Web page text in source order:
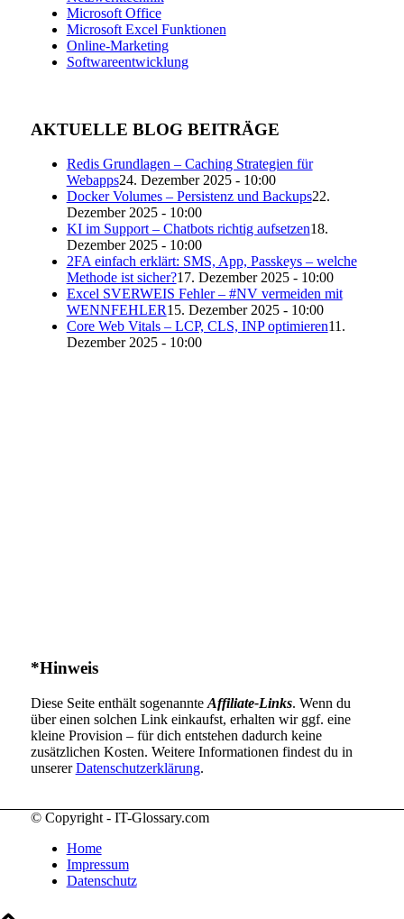
Microsoft Office
Microsoft Excel Funktionen
Online-Marketing
Softwareentwicklung
AKTUELLE BLOG BEITRÄGE
Redis Grundlagen – Caching Strategien für
Webapps24. Dezember 2025 - 10:00
Docker Volumes – Persistenz und Backups22.
Dezember 2025 - 10:00
KI im Support – Chatbots richtig aufsetzen18.
Dezember 2025 - 10:00
2FA einfach erklärt: SMS, App, Passkeys – welche
Methode ist sicher?17. Dezember 2025 - 10:00
Excel SVERWEIS Fehler – #NV vermeiden mit
WENNFEHLER15. Dezember 2025 - 10:00
Core Web Vitals – LCP, CLS, INP optimieren11.
Dezember 2025 - 10:00
*Hinweis
Diese Seite enthält sogenannte Affiliate-Links. Wenn du
über einen solchen Link einkaufst, erhalten wir ggf. eine
kleine Provision – für dich entstehen dadurch keine
zusätzlichen Kosten. Weitere Informationen findest du in
unsererDatenschutzerklärung.
© Copyright - IT-Glossary.com
Home
Impressum
Datenschutz